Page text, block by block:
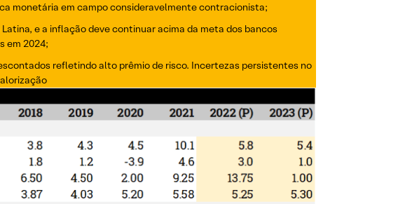
monetária em campo consideravelmente contracionista;
e a inflação deve continuar acima da meta dos bancos
em 2024;
refletindo alto prêmio de risco. Incertezas persistentes no